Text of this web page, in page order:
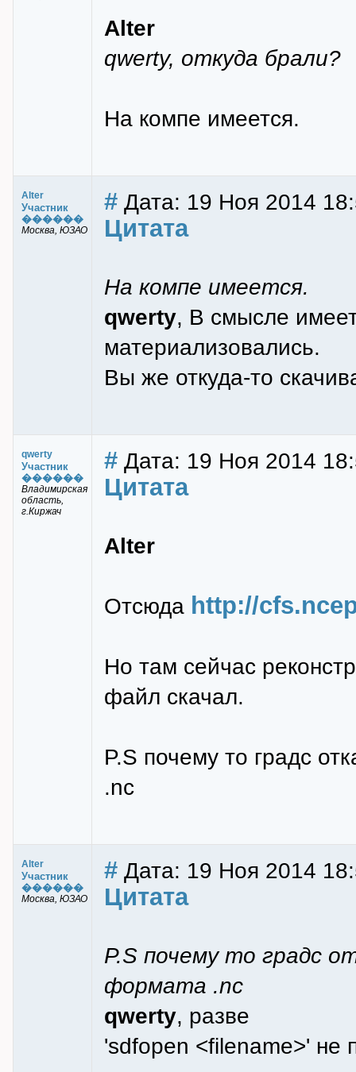
Alter
qwerty, откуда брали?
На компе имеется.
Alter
Участник
������
Москва, ЮЗАО
# Дата: 19 Ноя 2014
Цитата
На компе имеется.
qwerty, В смысле
материализовались.
Вы же откуда-то
qwerty
Участник
������
Владимирская
область,
г.Киржач
# Дата: 19 Ноя 2014
Цитата
Alter
Отсюда http://
Но там сейчас
файл скачал.
P.S почему то градс
.nc
Alter
Участник
������
Москва, ЮЗАО
# Дата: 19 Ноя 2014
Цитата
P.S почему то градс
формата .nc
qwerty, разве
'sdfopen <filename>' не